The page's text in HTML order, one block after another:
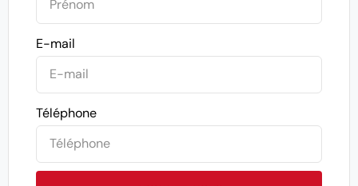
E-mail
Téléphone